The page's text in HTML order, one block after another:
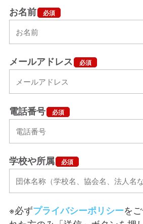
お名前 必須
メールアドレス 必須
電話番号 必須
学校や所属 必須
※必ずプライバシーポリシーを